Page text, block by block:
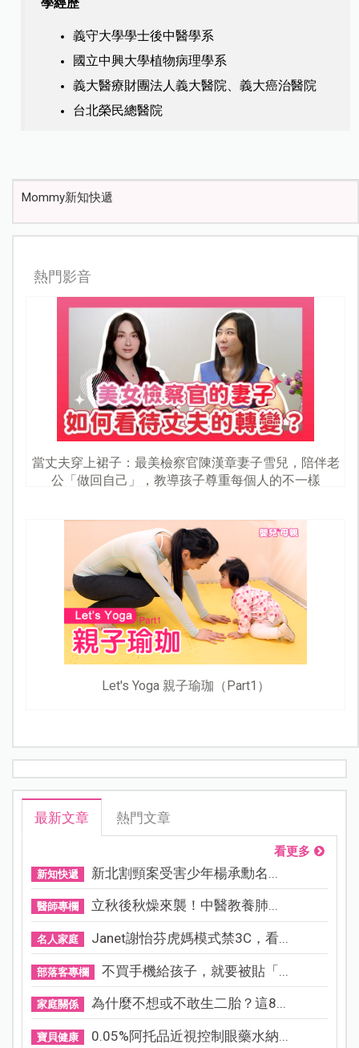
學經歷
義守大學學士後中醫學系
國立中興大學植物病理學系
義大醫療財團法人義大醫院、義大癌治醫院
台北榮民總醫院
Mommy新知快遞
熱門影音
當丈夫穿上裙子：最美檢察官陳漢章妻子雪兒，陪伴老
公「做回自己」，教導孩子尊重每個人的不一樣
Let's Yoga 親子瑜珈（Part1）
最新文章 熱門文章
看更多
新知快遞 新北割頸案受害少年楊承勳名...
醫師專欄 立秋後秋燥來襲！中醫教養肺...
名人家庭 Janet謝怡芬虎媽模式禁3C，看...
部落客專欄 不買手機給孩子，就要被貼「...
家庭關係 為什麼不想或不敢生二胎？這8...
寶貝健康 0.05%阿托品近視控制眼藥水納...